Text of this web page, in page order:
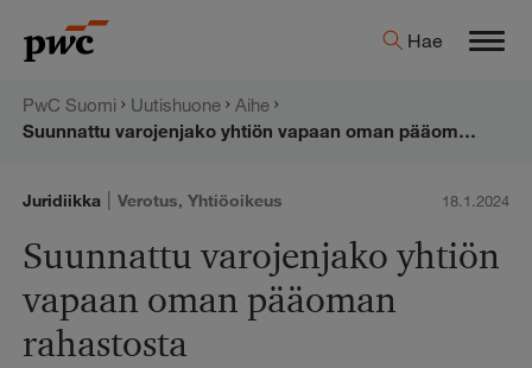
sisältöön
PwC:n
Hae
PwC Suomi Uutishuone
Aihe
Suunnattu varojenjako yhtiön vapaan oman pääoman rahastosta
Juridiikka | Verotus,Yhtiöoikeus 18.1.2024
Suunnattu varojenjako yhtiön
vapaan oman pääoman
rahastosta